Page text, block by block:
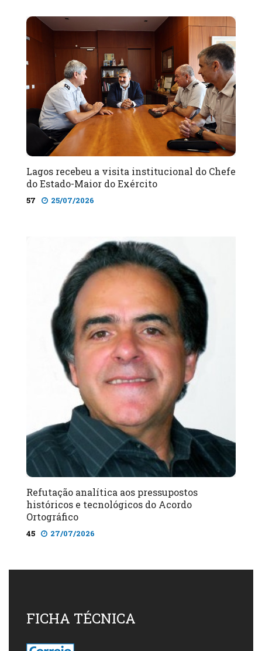
Lagos recebeu a visita institucional do Chefe
do Estado-Maior do Exército
57 25/07/2026
Refutação analítica aos pressupostos
históricos e tecnológicos do Acordo
Ortográfico
45 27/07/2026
FICHA TÉCNICA